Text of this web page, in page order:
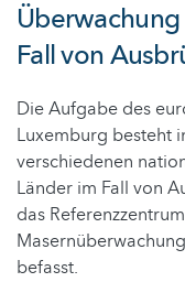
Fall von
Die Aufgabe des
Luxemburg besteht
verschiedenen
Länder im Fall von
das
befasst.